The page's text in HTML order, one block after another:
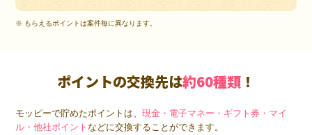
※ もらえるポイントは案件毎に異なります。
ポイントの交換先は約60種類 ！
モッピーで貯めたポイントは、現金・電子マネー・ギフト券・マイ
ル・他社ポイントなどに交換することができます。